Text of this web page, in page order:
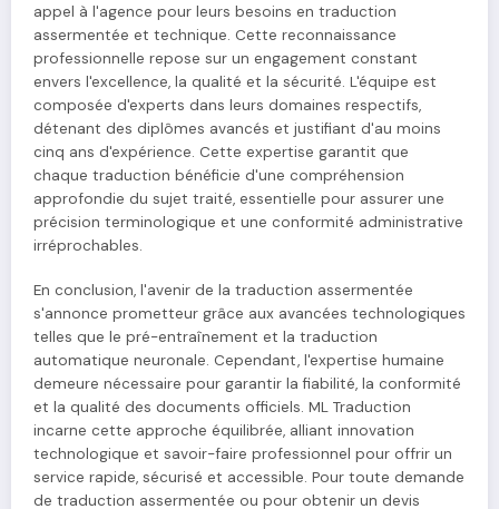
appel à l'agence pour leurs besoins en traduction
assermentée et technique. Cette reconnaissance
professionnelle repose sur un engagement constant
envers l'excellence, la qualité et la sécurité. L'équipe est
composée d'experts dans leurs domaines respectifs,
détenant des diplômes avancés et justifiant d'au moins
cinq ans d'expérience. Cette expertise garantit que
chaque traduction bénéficie d'une compréhension
approfondie du sujet traité, essentielle pour assurer une
précision terminologique et une conformité administrative
irréprochables.
En conclusion, l'avenir de la traduction assermentée
s'annonce prometteur grâce aux avancées technologiques
telles que le pré-entraînement et la traduction
automatique neuronale. Cependant, l'expertise humaine
demeure nécessaire pour garantir la fiabilité, la conformité
et la qualité des documents officiels. ML Traduction
incarne cette approche équilibrée, alliant innovation
technologique et savoir-faire professionnel pour offrir un
service rapide, sécurisé et accessible. Pour toute demande
de traduction assermentée ou pour obtenir un devis